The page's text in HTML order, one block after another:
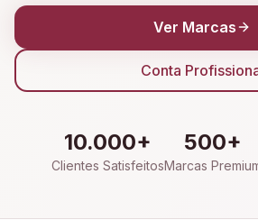
Ver Marcas
Conta
10.000+
Clientes Satisfeitos
500+
Marcas